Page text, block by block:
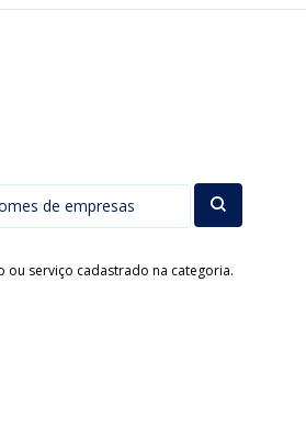
ou serviço cadastrado na categoria.